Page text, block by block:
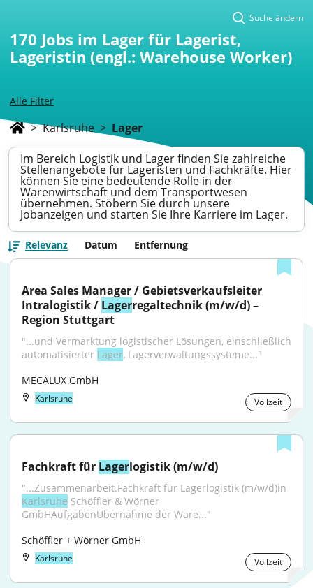
Alle Filter
Suche ändern
170 Jobs im Lager für Lagerist,
Lageristin (engl.: Warehouse Worker)
> Karlsruhe > Lager
Im Bereich Logistik und Lager finden Sie zahlreiche
Stellenangebote für Lageristen und Fachkräfte. Hier
können Sie eine bedeutende Rolle in der
Warenwirtschaft und dem Transportwesen
übernehmen. Stöbern Sie durch unsere
Jobanzeigen und starten Sie Ihre Karriere im Lager.
Relevanz Datum Entfernung
Area Sales Manager / Gebietsverkaufsleiter
Intralogistik / Lagerregaltechnik (m/w/d) –
Region Stuttgart
"...und Vermarktung logistischer Lösungen, einschließlich
automatisierter Lager, Lagerverwaltungssysteme..."
MECALUX GmbH
Karlsruhe Vollzeit
Fachkraft für Lagerlogistik (m/w/d)
Karlsruhe Schöffler & Wörner
GmbHAufgabenÜbernahme der Ware..."
Schöffler + Wörner GmbH
Karlsruhe Vollzeit